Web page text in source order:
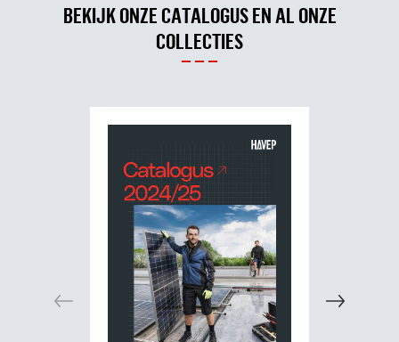
BEKIJK ONZE CATALOGUS EN AL ONZE
COLLECTIES